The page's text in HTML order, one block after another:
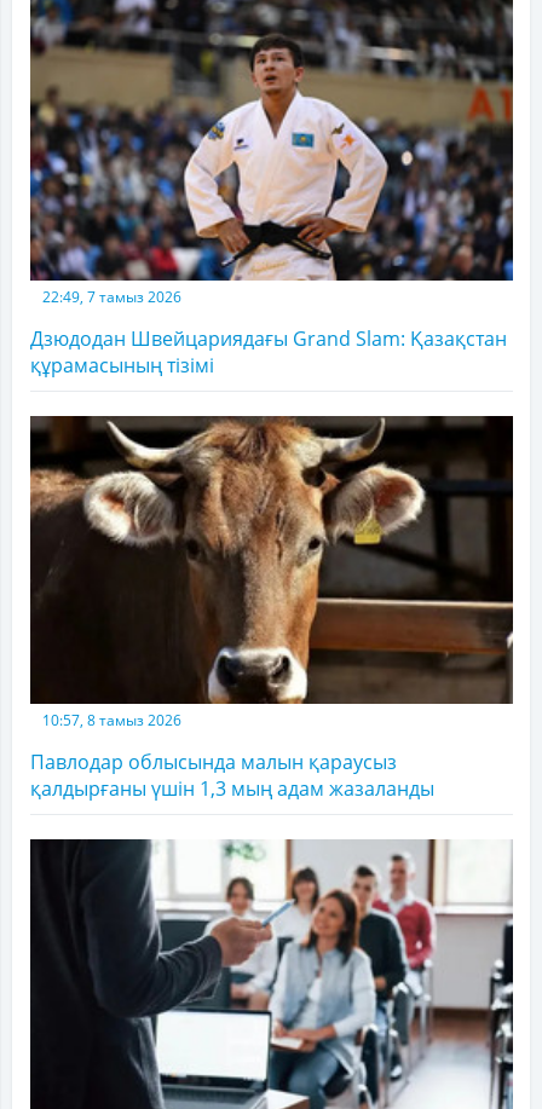
22:49, 7 тамыз 2026
Дзюдодан Швейцариядағы Grand Slam: Қазақстан
құрамасының тізімі
10:57, 8 тамыз 2026
Павлодар облысында малын қараусыз
қалдырғаны үшін 1,3 мың адам жазаланды